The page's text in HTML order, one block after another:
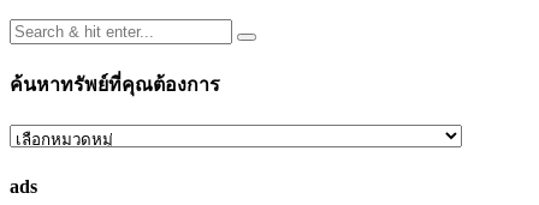
ค้นหาทรัพย์ที่คุณต้องการ
ค้นหา
ที่
ads